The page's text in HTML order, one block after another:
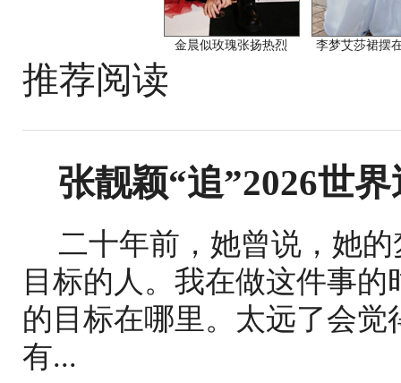
金晨似玫瑰张扬热烈 李梦艾莎裙摆
推荐阅读
张靓颖“追”2026世
二十年前，她曾说，她
目标的人。我在做这件事
的目标在哪里。太远了会
有...